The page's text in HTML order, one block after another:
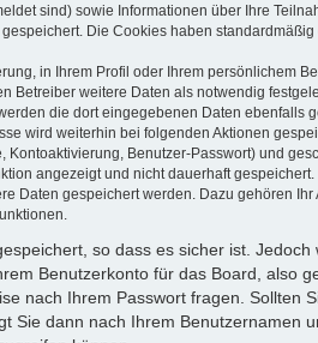
sind) sowie Informationen über Ihre
Die Cookies haben
in Ihrem Profil oder Ihrem persönlichem
Betreiber weitere Daten als notwendig
die dort eingegebenen Daten
wird weiterhin bei folgenden Aktionen
Benutzer-Passwort) und
angezeigt und nicht dauerhaft gespeichert.
Daten gespeichert werden. Dazu gehören
so dass es sicher ist.
Benutzerkonto für das Board, also
nach Ihrem Passwort fragen. Sollten
Sie dann nach Ihrem